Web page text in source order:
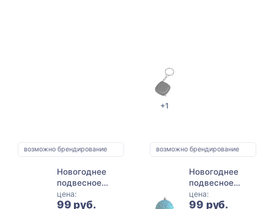
+1
возможно брендирование
Новогоднее
подвесное
украшение из
полистирола /
цена:
99 руб.
возможно брендирование
Новогоднее
подвесное
украшение из
полистирола /
цена:
99 руб.